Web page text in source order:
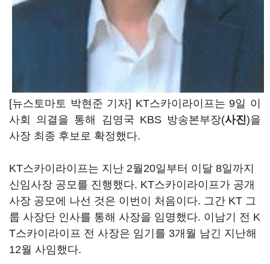
[뉴스토마토 박현준 기자] KT스카이라이프는 9일 이
사회 의결을 통해 김영국 KBS 방송본부장(사진)을
사장 최종 후보로 확정했다.
KT스카이라이프는 지난 2월20일부터 이달 8일까지
신임사장 공모를 진행했다. KT스카이라이프가 공개
사장 공모에 나선 것은 이번이 처음이다. 그간 KT 그
룹 사장단 인사를 통해 사장을 임명했다. 이남기 전 K
T스카이라이프 전 사장은 임기를 3개월 남긴 지난해
12월 사임했다.